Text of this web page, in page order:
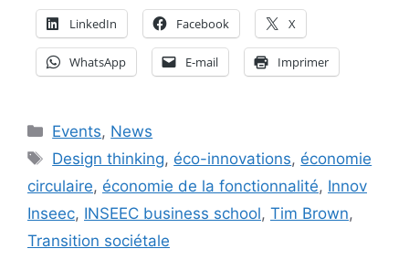
LinkedIn Facebook X
WhatsApp E-mail Imprimer
Catégories
Events, News
Étiquettes
Design thinking, éco-innovations, économie
circulaire, économie de la fonctionnalité, Innov
Inseec, INSEEC business school, Tim Brown,
Transition sociétale